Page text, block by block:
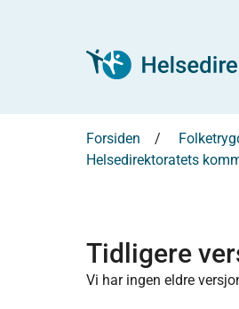
Forsiden
Helsedirektoratets
Tidligere
Vi har ingen eldre